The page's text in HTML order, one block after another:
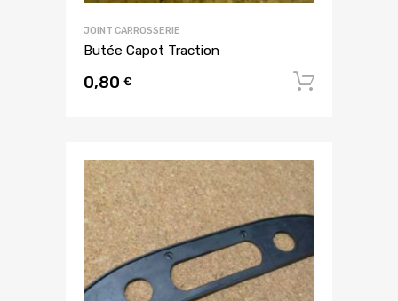
JOINT CARROSSERIE
Butée Capot Traction
0,80 €